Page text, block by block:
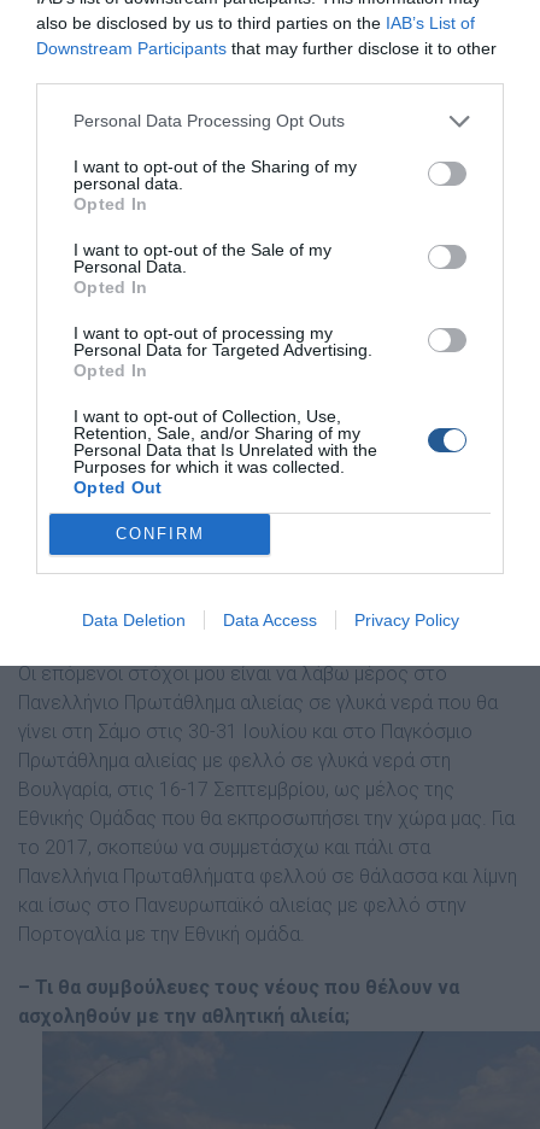
also be disclosed by us to third parties on the IAB’s List of
Downstream Participants that may further disclose it to other
Personal Data Processing Opt Outs
I want to opt-out of the Sharing of my
personal data.
Opted In
I want to opt-out of the Sale of my
Personal Data.
Opted In
I want to opt-out of processing my
Personal Data for Targeted Advertising.
Opted In
I want to opt-out of Collection, Use,
Retention, Sale, and/or Sharing of my
Personal Data that Is Unrelated with the
Purposes for which it was collected.
Opted Out
CONFIRM
Data Deletion Data Access Privacy Policy
προσπάθησα προσωπικά να κάνω, ήταν να φροντίζω πριν
από κάθε αγώνα να είµαι όσο το δυνατόν καλύτερα
προσπαθούσα να έχω έτοιµα όσο το δυνατόν
περισσότερα καλάµια, για να είµαι σε θέση να καλύψω
κάθε δυνατή συνθήκη που θα συναντούσα. Καλάµια
bolognese 7µετρα, 6µετρα, 5µετρα, καλάµια εγγλέζικου
light και heavy για ψάρεµα από βαθιά νερά µέχρι τελείως
αφρό και σε όποια απόσταση απαιτούνταν. Οι ελαφριές
αυτές που µε βοήθησαν. Επίσης πολύ σηµαντικές
παράµετροι για την επιτυχία, είναι η σωστή διαχείριση
διάρκεια του αγώνα είναι, όπως επίσης και η ταχύτητα
του αθλητή. Μα πάνω από όλα θεωρώ ότι ο αθλητής του
float fishing πρέπει να διαθέτει πείσµα και να προσπαθεί
µέχρι την τελευταία στιγµή, µιας και στο ψάρεµα υπάρχει
η πιθανότητα να βγει κάτι καλό ακόµα και στο τελευταίο
λεπτό του αγώνα.
– Ποιοι οι επόµενοι στόχοι σου;
Οι επόµενοι στόχοι µου είναι να λάβω µέρος στο
Πανελλήνιο Πρωτάθληµα αλιείας σε γλυκά νερά που θα
γίνει στη Σάµο στις 30-31 Ιουλίου και στο Παγκόσµιο
Πρωτάθληµα αλιείας µε φελλό σε γλυκά νερά στη
Βουλγαρία, στις 16-17 Σεπτεµβρίου, ως µέλος της
Εθνικής Οµάδας που θα εκπροσωπήσει την χώρα µας. Για
το 2017, σκοπεύω να συµµετάσχω και πάλι στα
Πανελλήνια Πρωταθλήµατα φελλού σε θάλασσα και λίµνη
και ίσως στο Πανευρωπαϊκό αλιείας µε φελλό στην
Πορτογαλία µε την Εθνική οµάδα.
– Τι θα συµβούλευες τους νέους που θέλουν να
ασχοληθούν µε την αθλητική αλιεία;